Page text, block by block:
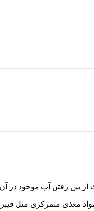
بین رفتن آب موجود در